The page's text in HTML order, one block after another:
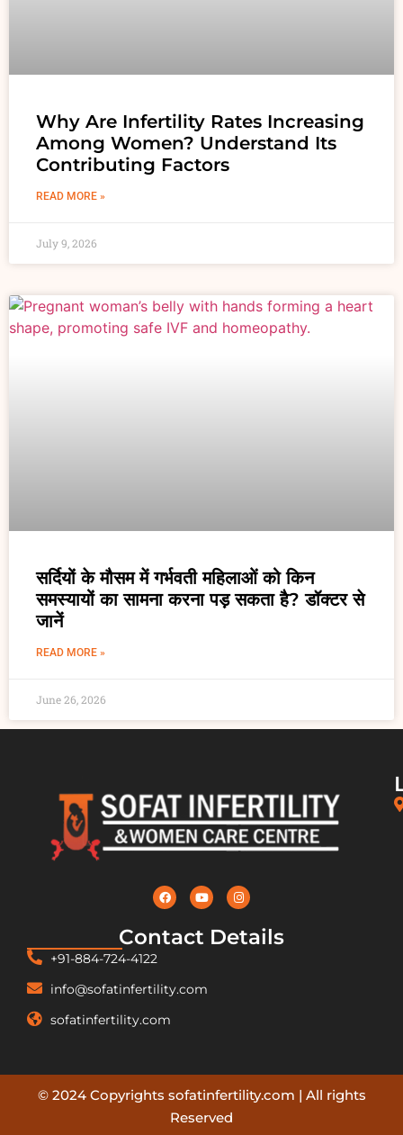
Why Are Infertility Rates Increasing
Among Women? Understand Its
Contributing Factors
READ MORE »
July 9, 2026
सर्दियों के मौसम में गर्भवती महिलाओं को किन
समस्यायों का सामना करना पड़ सकता है? डॉक्टर से
जानें
READ MORE »
June 26, 2026
Contact Details
+91-884-724-4122
info@sofatinfertility.com
sofatinfertility.com
© 2024 Copyrights sofatinfertility.com | All rights
Reserved